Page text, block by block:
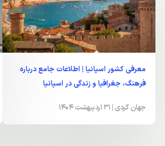
معرفی کشور اسپانیا | اطلاعات جامع درباره
فرهنگ، جغرافیا و زندگی در اسپانیا
جهان گردی | 31 اردیبهشت 1404